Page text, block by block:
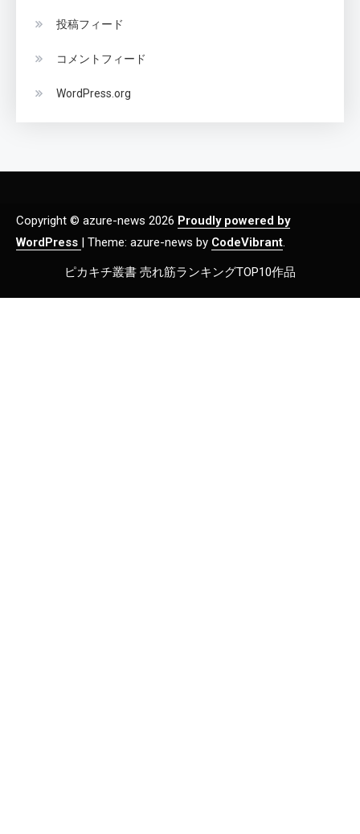
投稿フィード
コメントフィード
WordPress.org
Copyright © azure-news 2026 Proudly powered by
WordPress | Theme: azure-news by CodeVibrant.
ピカキチ叢書 売れ筋ランキングTOP10作品